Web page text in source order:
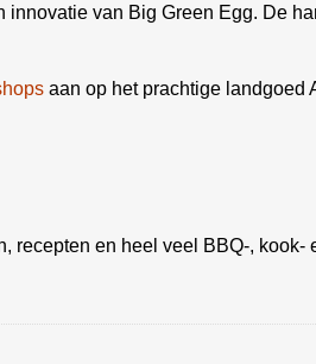
van Big Green Egg. De
aan op het prachtige landgoed
recepten en heel veel BBQ-, kook-